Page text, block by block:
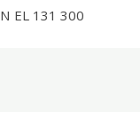
EL 131 300